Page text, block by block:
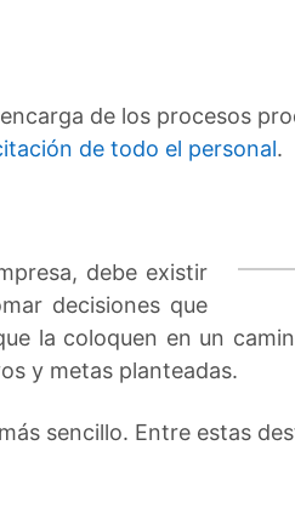
de los procesos
de todo el personal.
debe existir
decisiones que
la coloquen en un
y metas planteadas.
sencillo. Entre estas